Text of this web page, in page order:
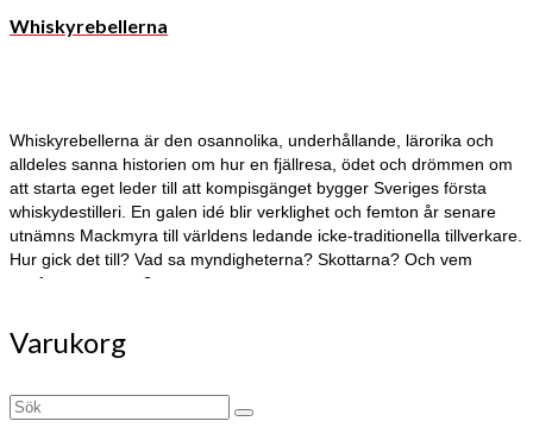
Whiskyrebellerna
Whiskyrebellerna är den osannolika, underhållande, lärorika och
alldeles sanna historien om hur en fjällresa, ödet och drömmen om
att starta eget leder till att kompisgänget bygger Sveriges första
whiskydestilleri. En galen idé blir verklighet och femton år senare
utnämns Mackmyra till världens ledande icke-traditionella tillverkare.
Hur gick det till? Vad sa myndigheterna? Skottarna? Och vem
uppfann recepten?
Varukorg
Search